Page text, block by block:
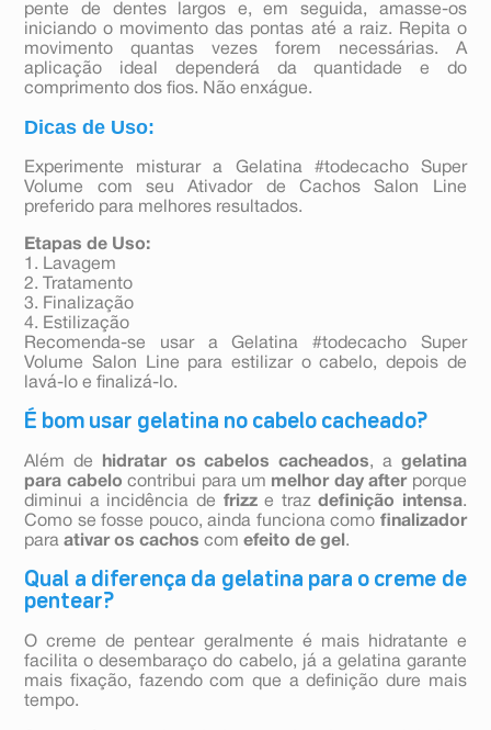
pente de dentes largos e, em seguida, amasse-os
iniciando o movimento das pontas até a raiz. Repita o
movimento quantas vezes forem necessárias. A
aplicação ideal dependerá da quantidade e do
comprimento dos fios. Não enxágue.
Dicas de Uso:
Experimente misturar a Gelatina #todecacho Super
Volume com seu Ativador de Cachos Salon Line
preferido para melhores resultados.
Etapas de Uso:
1. Lavagem
2. Tratamento
3. Finalização
4. Estilização
Recomenda-se usar a Gelatina #todecacho Super
Volume Salon Line para estilizar o cabelo, depois de
lavá-lo e finalizá-lo.
É bom usar gelatina no cabelo cacheado?
Além de hidratar os cabelos cacheados, a gelatina
para cabelo contribui para um melhor day afterporque
diminui a incidência de frizze trazdefinição intensa.
Como se fosse pouco, ainda funciona como finalizador
paraativar os cachos comefeito de gel .
Qual a diferença da gelatina para o creme de
pentear?
O creme de pentear geralmente é mais hidratante e
facilita o desembaraço do cabelo, já a gelatina garante
mais fixação, fazendo com que a definição dure mais
tempo.